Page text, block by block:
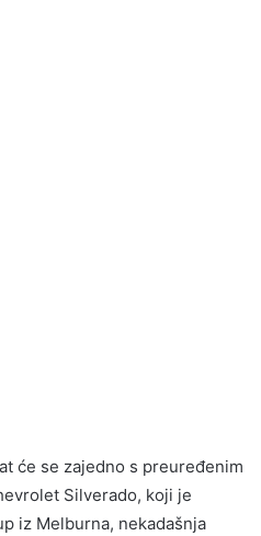
će se zajedno s preuređenim
Silverado, koji je
iz Melburna, nekadašnja